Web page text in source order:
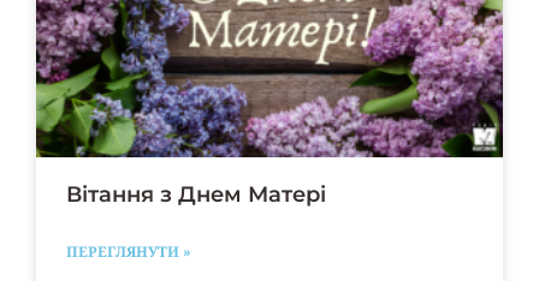
Вітання з Днем Матері
ПЕРЕГЛЯНУТИ »